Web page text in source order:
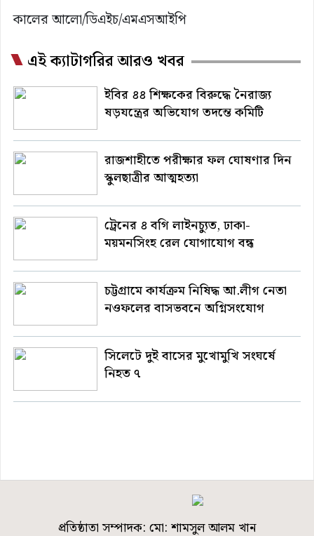
কালের আলো/ডিএইচ/এমএসআইপি
এই ক্যাটাগরির আরও খবর
ইবির ৪৪ শিক্ষকের বিরুদ্ধে নৈরাজ্য
ষড়যন্ত্রের অভিযোগ তদন্তে কমিটি
রাজশাহীতে পরীক্ষার ফল ঘোষণার দিন
স্কুলছাত্রীর আত্মহত্যা
ট্রেনের ৪ বগি লাইনচ্যুত, ঢাকা-
ময়মনসিংহ রেল যোগাযোগ বন্ধ
চট্টগ্রামে কার্যক্রম নিষিদ্ধ আ.লীগ নেতা
নওফলের বাসভবনে অগ্নিসংযোগ
সিলেটে দুই বাসের মুখোমুখি সংঘর্ষে
নিহত ৭
প্রতিষ্ঠাতা সম্পাদক: মো: শামসুল আলম খান